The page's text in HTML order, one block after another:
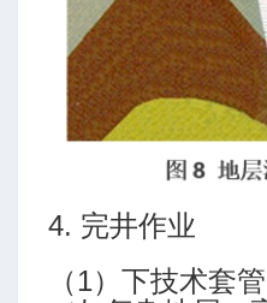
4. 完井作业
（1）下技术套